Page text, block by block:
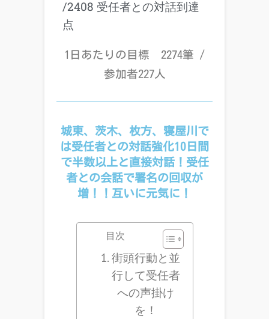
/2408 受任者との対話到達
点
1日あたりの目標 2274筆 /
参加者227人
城東、茨木、枚方、寝屋川で
は受任者との対話強化10日間
で半数以上と直接対話！受任
者との会話で署名の回収が
増！！互いに元気に！
目次
街頭行動と並
行して受任者
への声掛け
を！